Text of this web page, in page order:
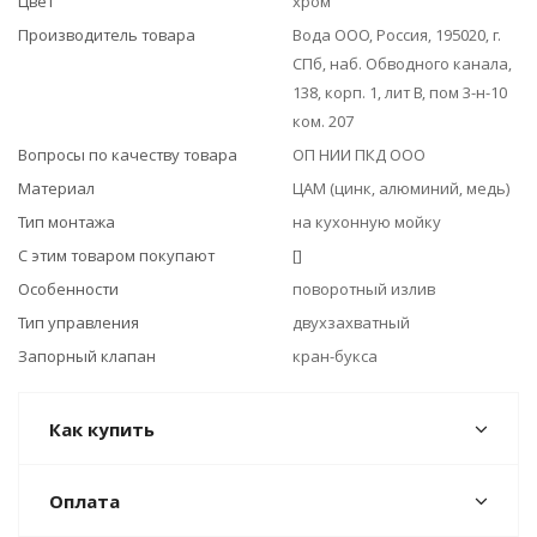
Производитель товара
Вода ООО, Россия, 195020, г.
СПб, наб. Обводного канала,
138, корп. 1, лит В, пом 3-н-10
ком. 207
Вопросы по качеству товара
ОП НИИ ПКД ООО
Материал
ЦАМ (цинк, алюминий, медь)
Тип монтажа
на кухонную мойку
С этим товаром покупают
[]
Особенности
поворотный излив
Тип управления
двухзахватный
Запорный клапан
кран-букса
Как купить
Оплата